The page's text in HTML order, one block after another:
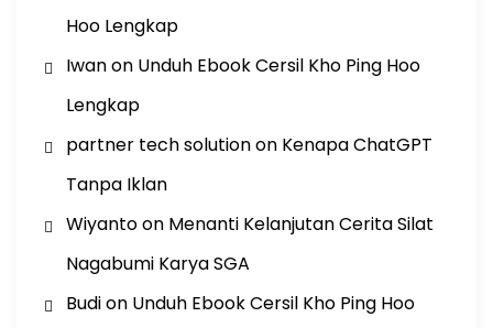
Hoo Lengkap
Iwanon Unduh Ebook Cersil Kho Ping Hoo
Lengkap
partner tech solutionon Kenapa ChatGPT
Tanpa Iklan
Wiyantoon Menanti Kelanjutan Cerita Silat
Nagabumi Karya SGA
Budion Unduh Ebook Cersil Kho Ping Hoo